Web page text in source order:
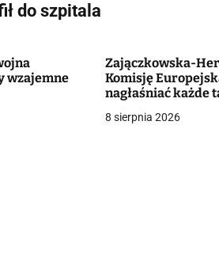
do szpitala
wzajemne
Zajączkowska-
Komisję
nagłaśniać każde
8 sierpnia 2026